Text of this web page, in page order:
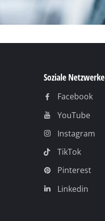
Soziale Netzwerke
Facebook
YouTube
Instagram
TikTok
Pinterest
Linkedin